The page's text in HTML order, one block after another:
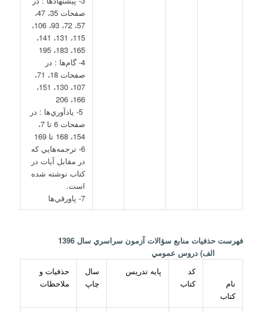
صفحات 35، 47،
57، 72، 93، 106،
115، 131، 141،
165، 183، 195
4- گام‌ها : در
صفحات 18، 71،
107، 130، 151،
166، 206
5- يادآوري‌ها : در
صفحات 6 تا 7،
154، 168 تا 169
6- ترجمه‌هايي كه
در مقابل آيات در
كتاب نوشته شده
است.
7- پاورقي‌ها
فهرست حذفيات منابع سؤالات آزمون سراسري سال 1396
الف) دروس عمومي
نام
كتاب
كد
كتاب
پايه تدريس
سال
چاپ
حذفيات و
ملاحظات